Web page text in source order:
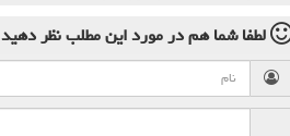
لطفا شما همدر مورد این مطلبنظر دهید